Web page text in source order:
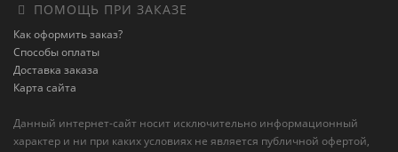
ПОМОЩЬ ПРИ ЗАКАЗЕ
Как оформить заказ?
Способы оплаты
Доставка заказа
Карта сайта
Данный интернет-сайт носит исключительно информационный
характер и ни при каких условиях не является публичной офертой,